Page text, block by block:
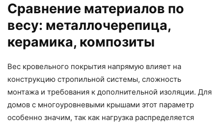
Сравнение материалов по
весу: металлочерепица,
керамика, композиты
Вес кровельного покрытия напрямую влияет на
конструкцию стропильной системы, сложность
монтажа и требования к дополнительной изоляции. Для
домов с многоуровневыми крышами этот параметр
особенно значим, так как нагрузка распределяется